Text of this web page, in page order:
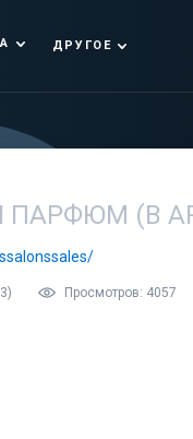
ДРУГОЕ
(В
Просмотров: 4057